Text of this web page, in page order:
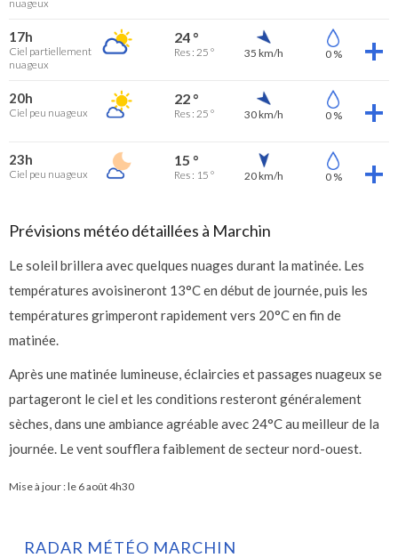
nuageux
17h
Ciel partiellement
nuageux
24 °
Res : 25 ° 35 km/h 0 %
20h
Ciel peu nuageux
22 °
Res : 25 ° 30 km/h 0 %
23h
Ciel peu nuageux
15 °
Res : 15 ° 20 km/h 0 %
Prévisions météo détaillées à Marchin
Le soleil brillera avec quelques nuages durant la matinée. Les
températures avoisineront 13°C en début de journée, puis les
températures grimperont rapidement vers 20°C en fin de
matinée.
Après une matinée lumineuse, éclaircies et passages nuageux se
partageront le ciel et les conditions resteront généralement
sèches, dans une ambiance agréable avec 24°C au meilleur de la
journée. Le vent soufflera faiblement de secteur nord-ouest.
Mise à jour : le 6 août 4h30
RADAR MÉTÉO MARCHIN